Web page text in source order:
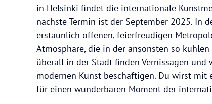
in Helsinki findet die internationale
nächste Termin ist der September 2025. In
erstaunlich offenen, feierfreudigen
Atmosphäre, die in der ansonsten so
überall in der Stadt finden Vernissagen
modernen Kunst beschäftigen. Du wirst mit
für einen wunderbaren Moment der